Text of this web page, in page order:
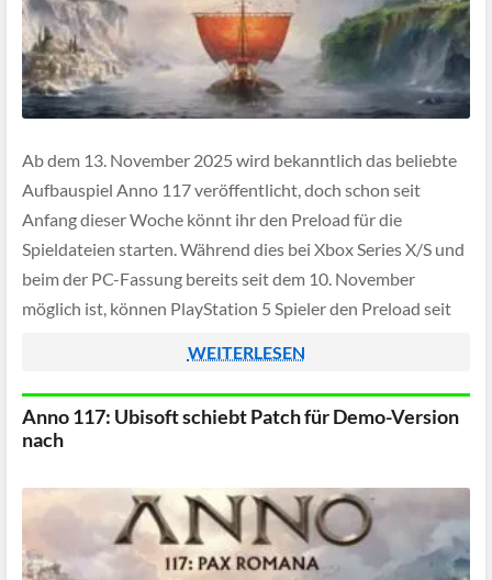
Ab dem 13. November 2025 wird bekanntlich das beliebte
Aufbauspiel Anno 117 veröffentlicht, doch schon seit
Anfang dieser Woche könnt ihr den Preload für die
Spieldateien starten. Während dies bei Xbox Series X/S und
beim der PC-Fassung bereits seit dem 10. November
möglich ist, können PlayStation 5 Spieler den Preload seit
WEITERLESEN
Anno 117: Ubisoft schiebt Patch für Demo-Version
nach